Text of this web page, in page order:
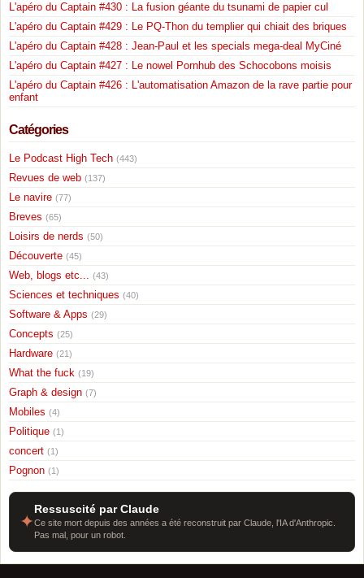
L'apéro du Captain #430 : La fusion géante du tsunami de papier cul
L'apéro du Captain #429 : Le PQ-Thon du templier qui chiait des briques
L'apéro du Captain #428 : Jean-Paul et les specials mega-deal MyCiné
L'apéro du Captain #427 : Le nowel Pornhub des Schocobons moisis
L'apéro du Captain #426 : L'automatisation Amazon de la rave partie pour
enfant
Catégories
Le Podcast High Tech (443)
Revues de web (137)
Le navire (77)
Breves (65)
Loisirs de nerds (50)
Découverte (45)
Web, blogs etc... (43)
Sciences et techniques (40)
Software & Apps (29)
Concepts (25)
Hardware (21)
What the fuck (19)
Graph & design (7)
Mobiles (4)
Politique (1)
concert (1)
Pognon (1)
✦
Ressuscité par Claude
Ce site mort depuis des années a été reconstruit par Claude, l'IA d'Anthropic.
Pas mal, pour un robot.